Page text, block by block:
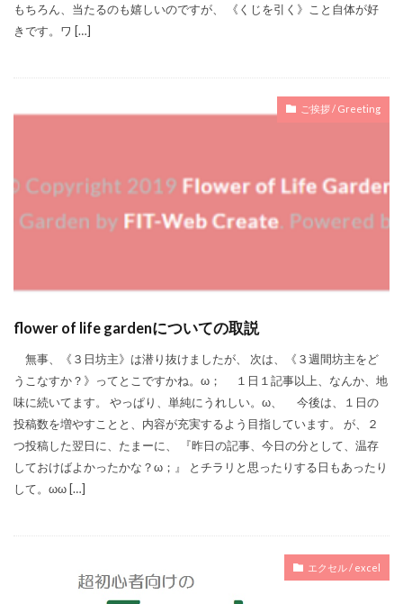
もちろん、当たるのも嬉しいのですが、 《くじを引く》こと自体が好
きです。ワ […]
ご挨拶 / Greeting
flower of life gardenについての取説
無事、《３日坊主》は潜り抜けましたが、 次は、《３週間坊主をど
うこなすか？》ってとこですかね。ω； １日１記事以上、なんか、地
味に続いてます。 やっぱり、単純にうれしい。ω、 今後は、１日の
投稿数を増やすことと、内容が充実するよう目指しています。 が、２
つ投稿した翌日に、たまーに、 『昨日の記事、今日の分として、温存
しておけばよかったかな？ω；』 とチラリと思ったりする日もあったり
して。ωω […]
エクセル / excel